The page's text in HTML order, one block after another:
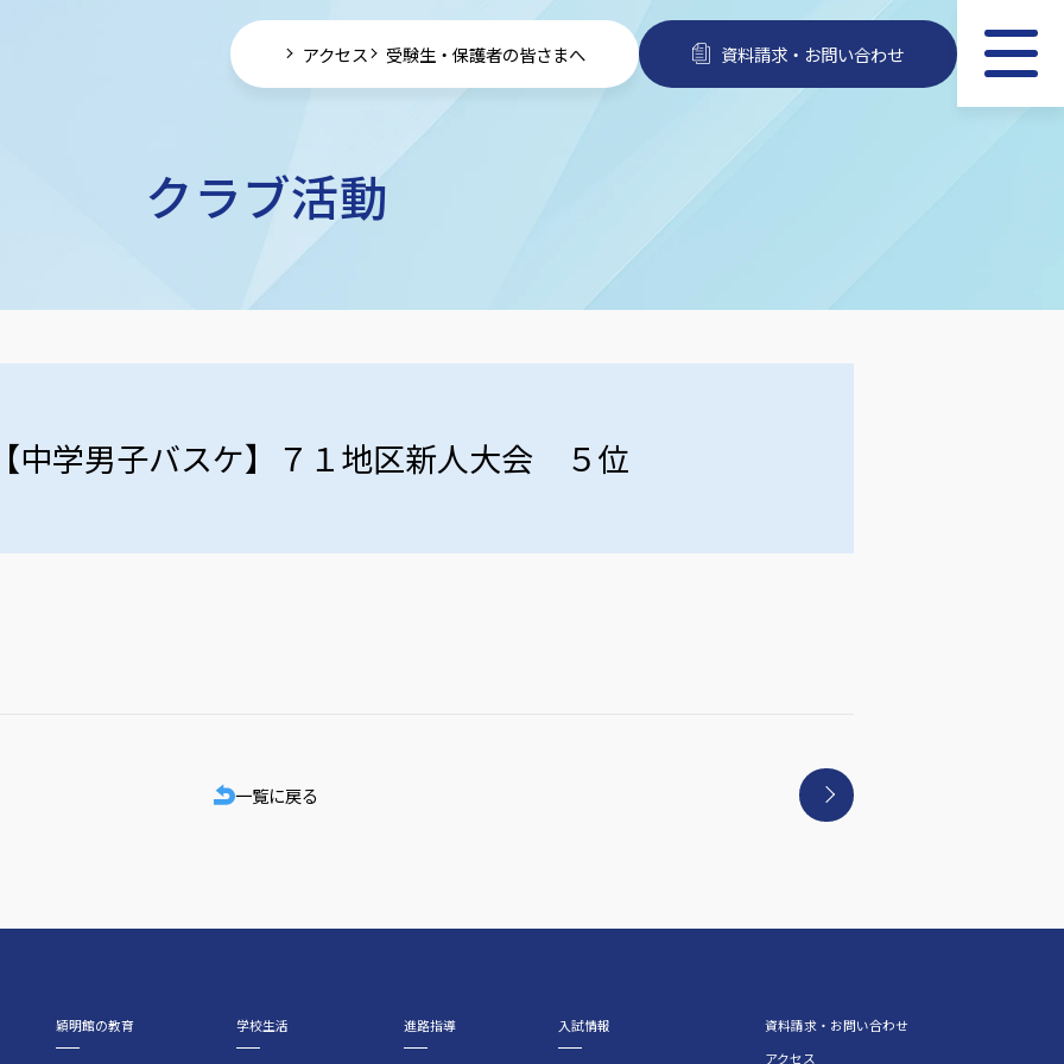
アクセス 受験生・保護者の皆さまへ 資料請求・お問い合わせ
クラブ活動
中学男子バスケ】７１地区新人大会 ５位
一覧に戻る
穎明館の教育 学校生活 進路指導 入試情報
資料請求・お問い合わせ
アクセス